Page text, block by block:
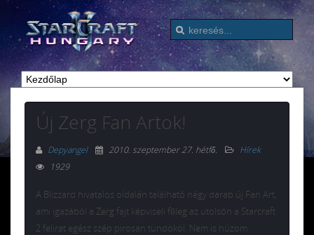
Új Zerg Fan Artok!
Depyangel 2010. szeptember 27. hétfő.
Hírek
1929
A Blizzard hivatalos oldalán található négy darab új Fan Art,
ami igazából a Zerg fajt képviseli főleg az utolsón a Starcraft
2 felirat egész szép pirosan tündököl. Nem is húzom